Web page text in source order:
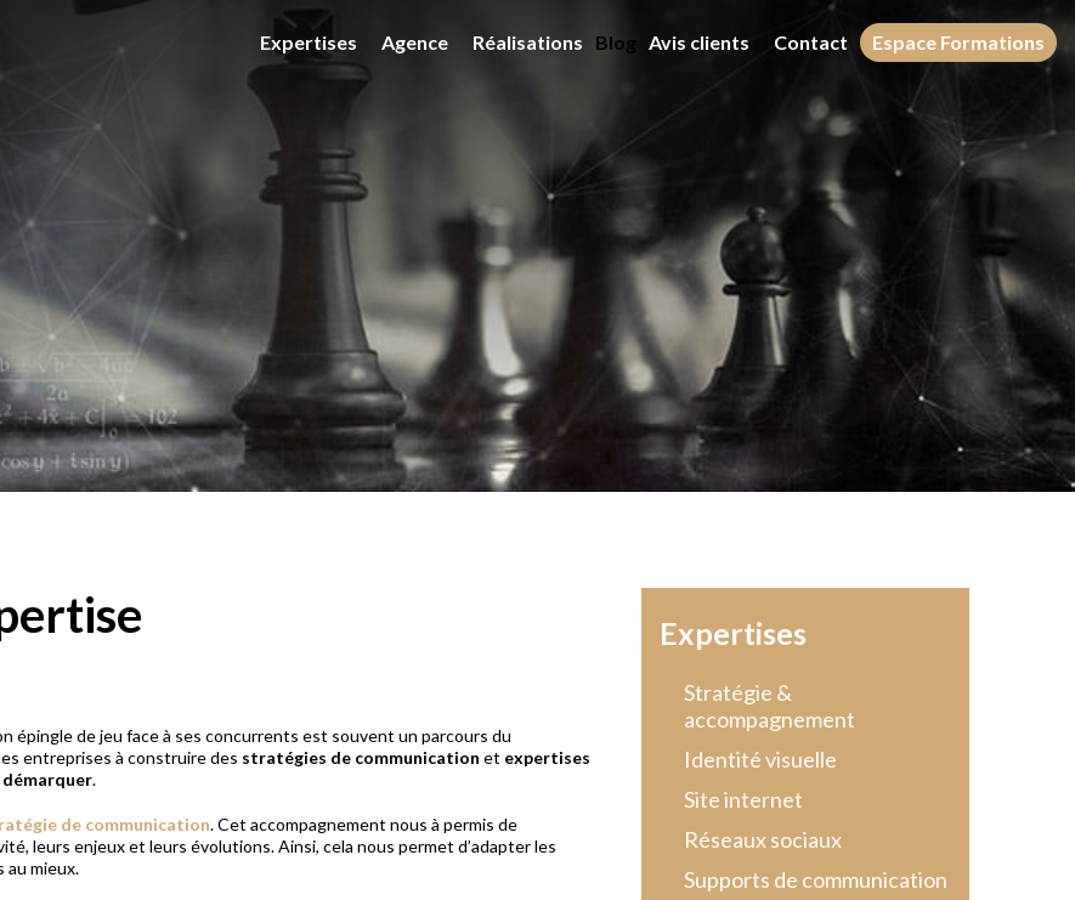
Expertises Agence Réalisations Blog Avis clients Contact Espace Formations
épingle de jeu face à ses concurrents est souvent un parcours du
entreprises à construire des stratégies de communication et expertises
démarquer.
de communication. Cet accompagnement nous à permis de
leurs enjeux et leurs évolutions. Ainsi, cela nous permet d’adapter les
au mieux.
Expertises
Stratégie &
accompagnement
Identité visuelle
Site internet
Réseaux sociaux
Supports de communication